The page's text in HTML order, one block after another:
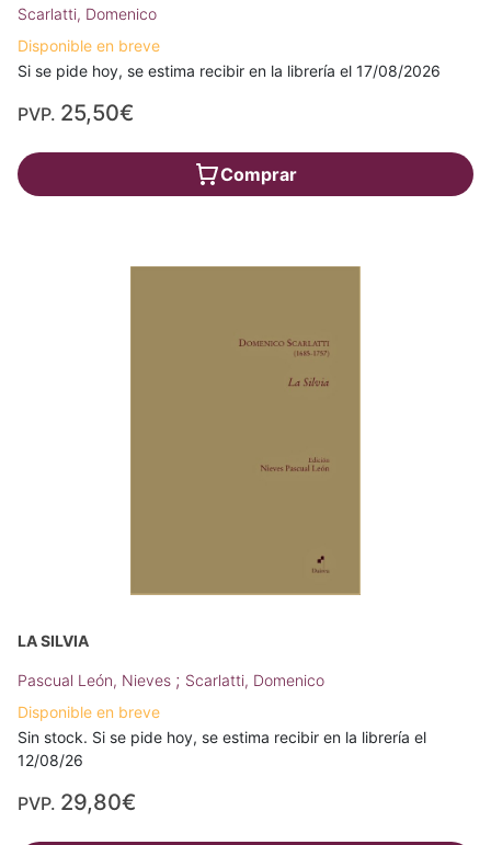
Scarlatti, Domenico
Disponible en breve
Si se pide hoy, se estima recibir en la librería el 17/08/2026
PVP. 25,50€
Comprar
LA SILVIA
Pascual León, Nieves ; Scarlatti, Domenico
Disponible en breve
Sin stock. Si se pide hoy, se estima recibir en la librería el
12/08/26
PVP. 29,80€